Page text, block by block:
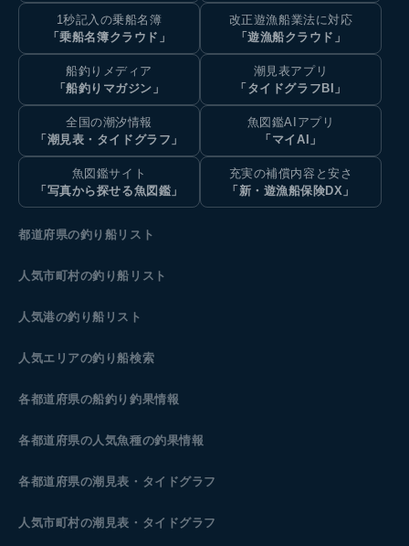
1秒記入の乗船名簿
「乗船名簿クラウド」
改正遊漁船業法に対応
「遊漁船クラウド」
船釣りメディア
「船釣りマガジン」
潮見表アプリ
「タイドグラフBI」
全国の潮汐情報
「潮見表・タイドグラフ」
魚図鑑AIアプリ
「マイAI」
魚図鑑サイト
「写真から探せる魚図鑑」
充実の補償内容と安さ
「新・遊漁船保険DX」
都道府県の釣り船リスト
人気市町村の釣り船リスト
人気港の釣り船リスト
人気エリアの釣り船検索
各都道府県の船釣り釣果情報
各都道府県の人気魚種の釣果情報
各都道府県の潮見表 ・タイドグラフ
人気市町村の潮見表・タイドグラフ